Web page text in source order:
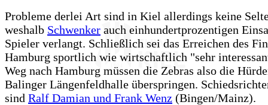
Probleme derlei Art sind in Kiel allerdings keine
weshalb Schwenker auch einhundertprozentigen
Spieler verlangt. Schließlich sei das Erreichen des
Hamburg sportlich wie wirtschaftlich "sehr
Weg nach Hamburg müssen die Zebras also die
Balinger Längenfeldhalle überspringen.
sind Ralf Damian und Frank Wenz (Bingen/Mainz).